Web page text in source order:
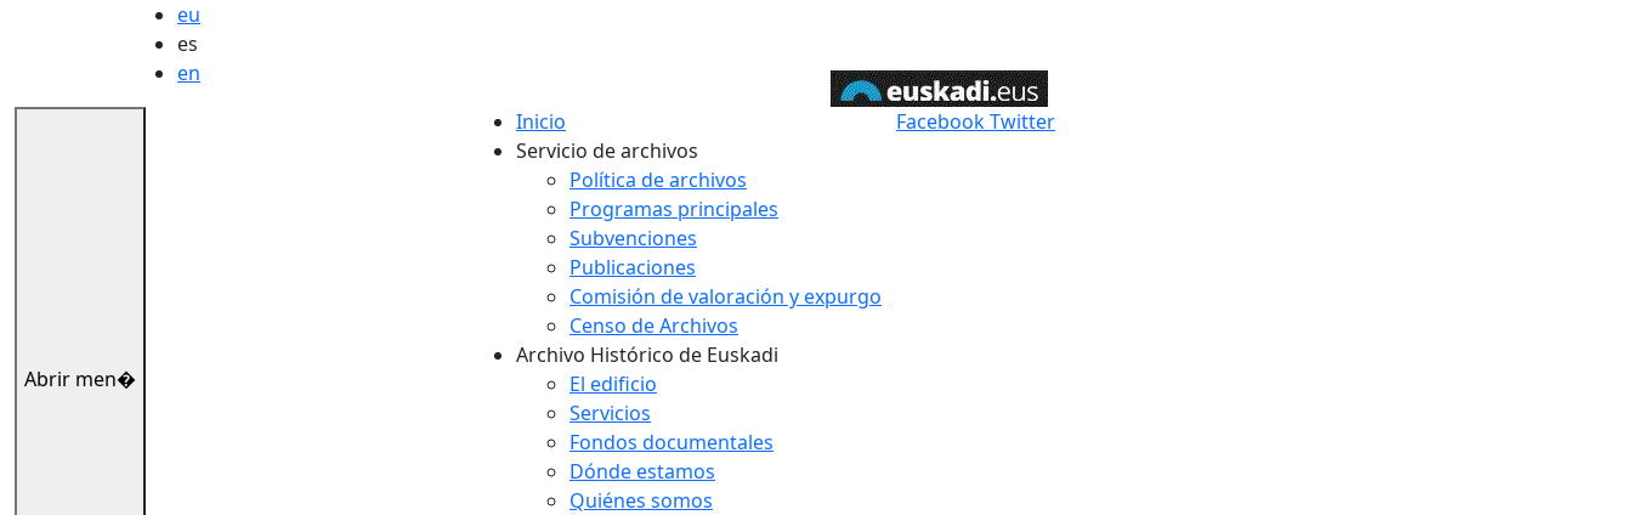
eu
es
en
Abrir men�
Inicio
Servicio de archivos
Política de archivos
Programas principales
Subvenciones
Publicaciones
Comisión de valoración y expurgo
Censo de Archivos
Archivo Histórico de Euskadi
El edificio
Servicios
Fondos documentales
Dónde estamos
Quiénes somos
FacebookTwitter